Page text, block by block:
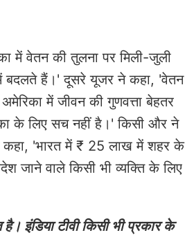
में वेतन की तुलना पर मिली-जुली
बदलते हैं।' दूसरे यूजर ने कहा, 'वेतन
में जीवन की गुणवत्ता बेहतर
के लिए सच नहीं है।' किसी और ने
'भारत में ₹ 25 लाख में शहर के
जाने वाले किसी भी व्यक्ति के लिए
इंडिया टीवी किसी भी प्रकार के